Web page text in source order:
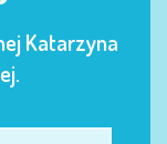
Katarzyna